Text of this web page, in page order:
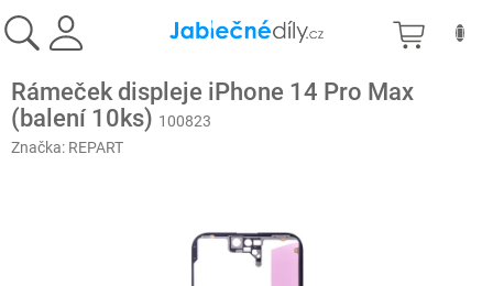
na
obsah
Rámeček displeje iPhone 14 Pro Max
(balení 10ks) 100823
Značka: REPART